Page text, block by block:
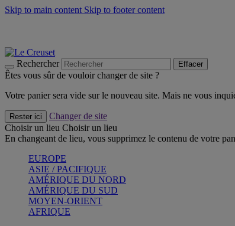
Skip to main content Skip to footer content
Rechercher Effacer
Êtes vous sûr de vouloir changer de site ?
Votre panier sera vide sur le nouveau site. Mais ne vous
Rester ici
Changer de site
Choisir un lieu Choisir un lieu
En changeant de lieu, vous supprimez le contenu de votre
EUROPE
ASIE / PACIFIQUE
AMÉRIQUE DU NORD
AMÉRIQUE DU SUD
MOYEN-ORIENT
AFRIQUE